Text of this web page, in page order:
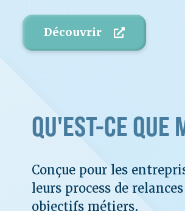
Découvrir
QU'EST-CE QUE
Conçue pour les
leurs process de
objectifs métiers.